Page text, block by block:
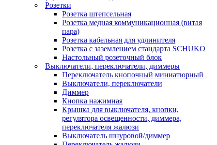
Розетки
Розетка штепсельная
Розетка медная коммуникационная (витая
пара)
Розетка кабельная для удлинителя
Розетка с заземлением стандарта SCHUKO
Настольный розеточный блок
Выключатели, переключатели, диммеры
Переключатель кнопочный миниатюрный
Выключатели, переключатели
Диммер
Кнопка нажимная
Крышка для выключателя, кнопки,
регулятора освещенности, диммера,
переключателя жалюзи
Выключатель шнуровой/диммер